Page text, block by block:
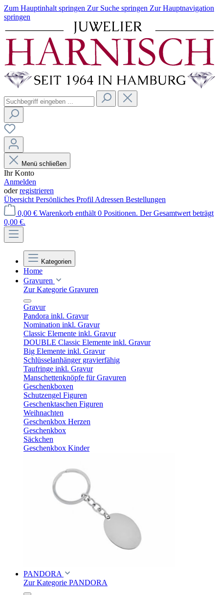
Zum Hauptinhalt springen Zur Suche springen Zur Hauptnavigation
springen
Menü schließen
Ihr Konto
Anmelden
oderregistrieren
Übersicht Persönliches Profil Adressen Bestellungen
0,00 € Warenkorb enthält 0 Positionen. Der Gesamtwert beträgt
0,00 €.
Kategorien
Home
Gravuren
Zur Kategorie Gravuren
Gravur
Pandora inkl. Gravur
Nomination inkl. Gravur
Classic Elemente inkl. Gravur
DOUBLE Classic Elemente inkl. Gravur
Big Elemente inkl. Gravur
Schlüsselanhänger gravierfähig
Taufringe inkl. Gravur
Manschettenknöpfe für Gravuren
Geschenkboxen
Schutzengel Figuren
Geschenktaschen Figuren
Weihnachten
Geschenkbox Herzen
Geschenkbox
Säckchen
Geschenkbox Kinder
PANDORA
Zur Kategorie PANDORA